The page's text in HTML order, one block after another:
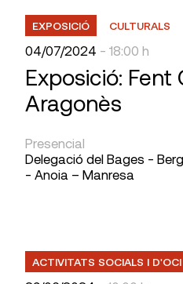
EXPOSICIÓ CULTURALS
04/07/2024 - 18:00 h
Exposició: Fent
Aragonès
Presencial
Delegació del Bages -
- Anoia – Manresa
ACTIVITATS SOCIALS I D'OCI